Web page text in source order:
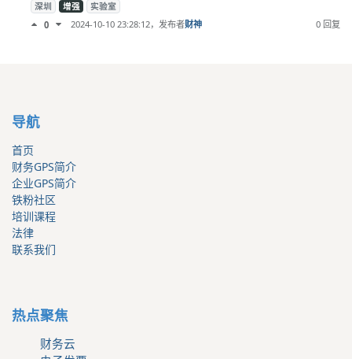
深圳 增强 实验室
0 2024-10-10 23:28:12，发布者财神 0 回复
导航
首页
财务GPS简介
企业GPS简介
铁粉社区
培训课程
法律
联系我们
热点聚焦
财务云